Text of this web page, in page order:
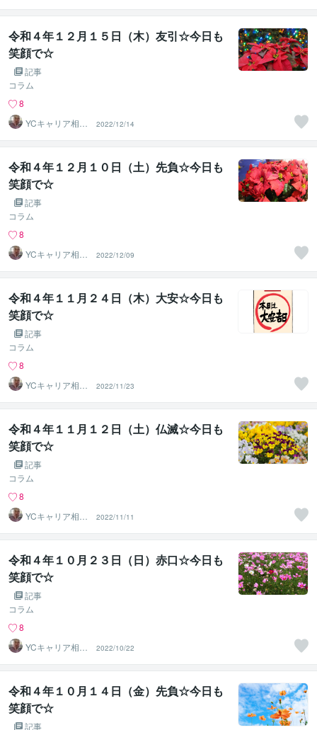
令和４年１２月１５日（木）友引☆今日も
笑顔で☆
記事
コラム
8
YCキャリア相談
2022/12/14
令和４年１２月１０日（土）先負☆今日も
笑顔で☆
記事
コラム
8
YCキャリア相談
2022/12/09
令和４年１１月２４日（木）大安☆今日も
笑顔で☆
記事
コラム
8
YCキャリア相談
2022/11/23
令和４年１１月１２日（土）仏滅☆今日も
笑顔で☆
記事
コラム
8
YCキャリア相談
2022/11/11
令和４年１０月２３日（日）赤口☆今日も
笑顔で☆
記事
コラム
8
YCキャリア相談
2022/10/22
令和４年１０月１４日（金）先負☆今日も
笑顔で☆
記事